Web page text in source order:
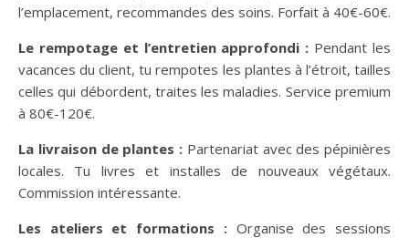
l’emplacement, recommandes des soins. Forfait à 40€-60€.
Le rempotage et l’entretien approfondi : Pendant les
vacances du client, tu rempotes les plantes à l’étroit, tailles
celles qui débordent, traites les maladies. Service premium
à 80€-120€.
La livraison de plantes : Partenariat avec des pépinières
locales. Tu livres et installes de nouveaux végétaux.
Commission intéressante.
Les ateliers et formations :Organise des sessions